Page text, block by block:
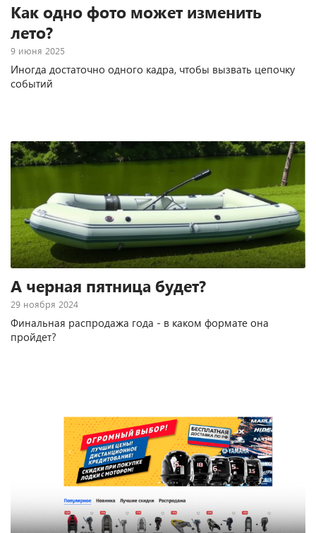
Как одно фото может изменить
лето?
9 июня 2025
Иногда достаточно одного кадра, чтобы вызвать цепочку
событий
А черная пятница будет?
29 ноября 2024
Финальная распродажа года - в каком формате она
пройдет?